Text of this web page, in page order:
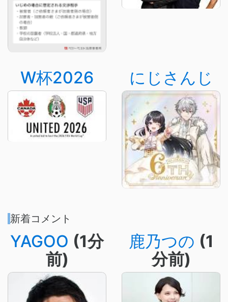
W杯2026 にじさんじ
新着コメント
YAGOO (1分
前)
鹿乃つの (1
分前)